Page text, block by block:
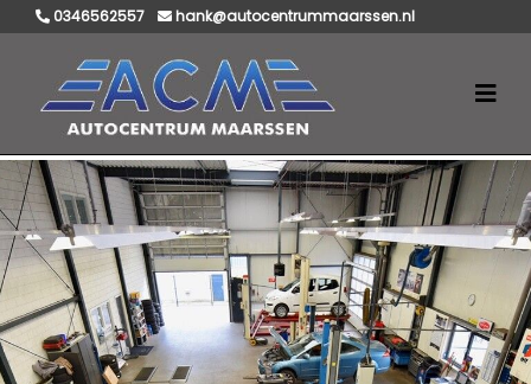
0346562557 hank@autocentrummaarssen.nl